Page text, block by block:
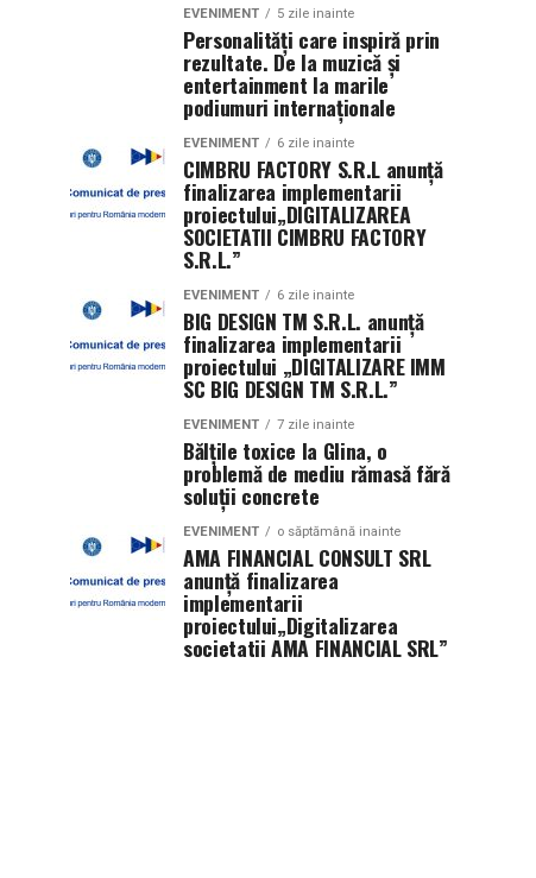
EVENIMENT 5 zile inainte
Personalități care inspiră prin
rezultate. De la muzică și
entertainment la marile
podiumuri internaționale
EVENIMENT 6 zile inainte
CIMBRU FACTORY S.R.L anunţă
finalizarea implementarii
proiectului„DIGITALIZAREA
SOCIETATII CIMBRU FACTORY
S.R.L.”
EVENIMENT 6 zile inainte
BIG DESIGN TM S.R.L. anunţă
finalizarea implementarii
proiectului „DIGITALIZARE IMM
SC BIG DESIGN TM S.R.L.”
EVENIMENT 7 zile inainte
Bălțile toxice la Glina, o
problemă de mediu rămasă fără
soluții concrete
EVENIMENT o săptămână inainte
AMA FINANCIAL CONSULT SRL
anunţă finalizarea
implementarii
proiectului„Digitalizarea
societatii AMA FINANCIAL SRL”